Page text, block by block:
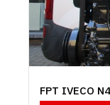
FPT IVECO